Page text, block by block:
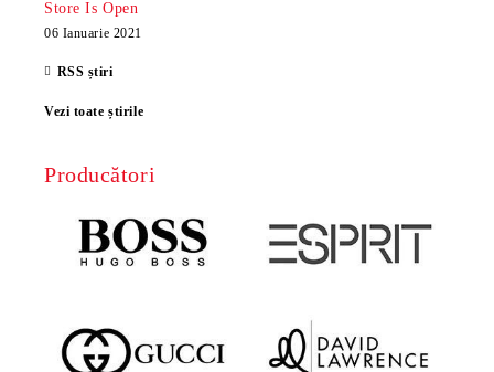
Store Is Open
06 Ianuarie 2021
RSS știri
Vezi toate știrile
Producători